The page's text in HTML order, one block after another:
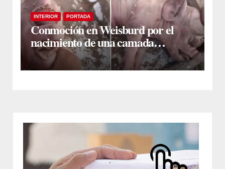
INTERIOR PORTADA
Conmoción en Weisburd por el
nacimiento de una camada
lechones con graves deformaciones